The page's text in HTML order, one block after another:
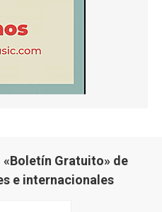
Gratuito» de
e internacionales